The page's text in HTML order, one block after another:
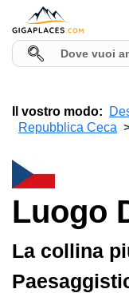
Il vostro modo:
Repubblica Ceca
Luogo
La collina